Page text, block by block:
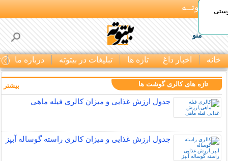
بـیتوتــه
منو
خانه اخبار داغ تازه ها تبلیغات در بیتوته درباره ما
تازه های کالری گوشت ها
جدول ارزش غذایی و میزان کالری فیله ماهی
جدول ارزش غذایی و میزان کالری راسته گوساله آبپز
بیشتر